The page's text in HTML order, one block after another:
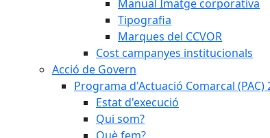
Manual Imatge corporativa
Tipografia
Marques del CCVOR
Cost campanyes institucionals
Acció de Govern
Programa d'Actuació Comarcal (PAC)
Estat d'execució
Qui som?